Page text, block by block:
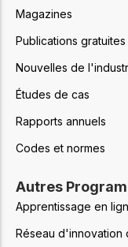
Magazines
Publications gratuites
Nouvelles de
Études de cas
Rapports annuels
Codes et normes
Autres
Apprentissage en
Réseau d'innovation